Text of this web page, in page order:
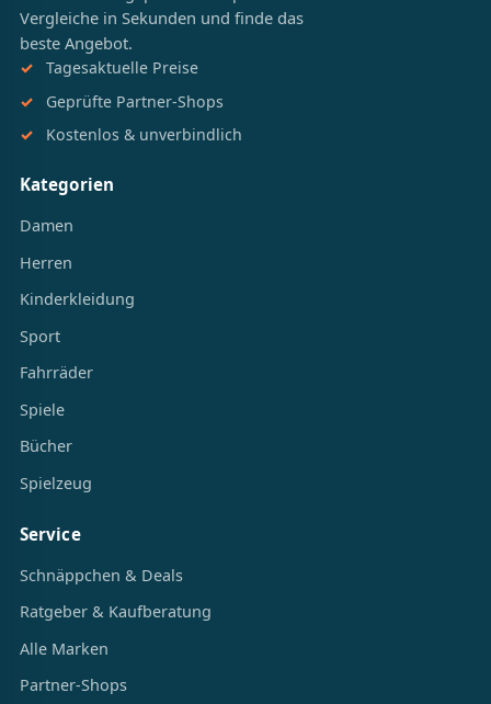
Vergleiche in Sekunden und finde das
beste Angebot.
Tagesaktuelle Preise
Geprüfte Partner-Shops
Kostenlos & unverbindlich
Kategorien
Damen
Herren
Kinderkleidung
Sport
Fahrräder
Spiele
Bücher
Spielzeug
Service
Schnäppchen & Deals
Ratgeber & Kaufberatung
Alle Marken
Partner-Shops